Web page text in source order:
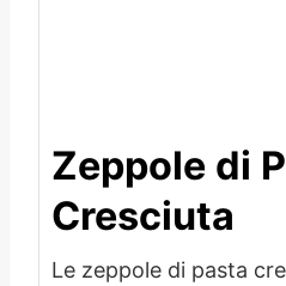
Zeppole di
Cresciuta
Le zeppole di pasta